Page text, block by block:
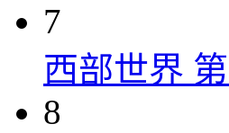
7
西部世界
8